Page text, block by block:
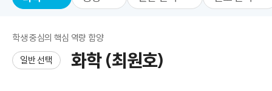
학생 중심의 핵심 역량 함양
일반 선택
화학 (최원호)